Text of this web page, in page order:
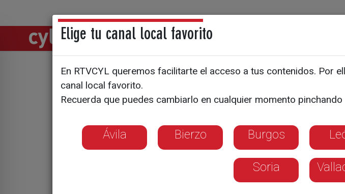
Directos Noticias
Un parque en
Elige tu canal local favorito
En RTVCYL queremos facilitarte el acceso a tus contenidos. Por
canal local favorito.
Recuerda que puedes cambiarlo en cualquier momento pinchando
Ávila Bierzo Burgos
Soria